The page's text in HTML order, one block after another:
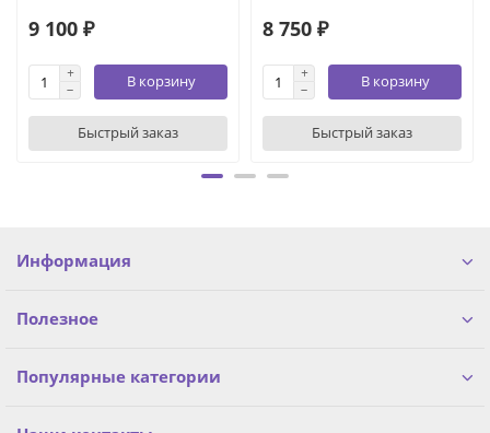
9 100 ₽
В корзину
Быстрый заказ
8 750 ₽
В корзину
Быстрый заказ
Информация
Полезное
Популярные категории